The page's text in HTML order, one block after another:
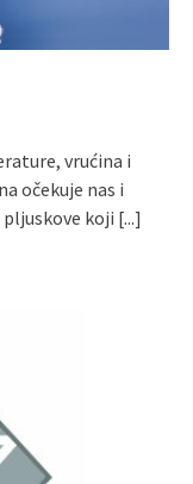
vrućina i
očekuje nas i
koji [...]